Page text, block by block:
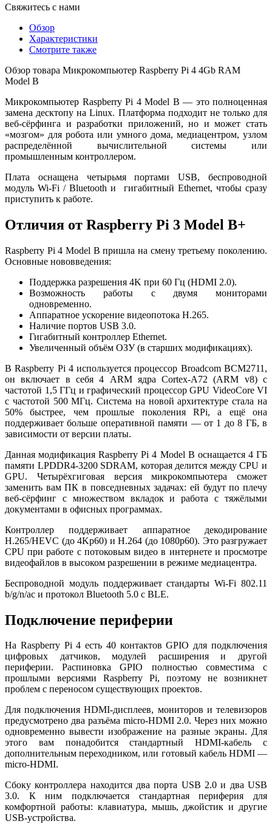
Свяжитесь с нами
Обзор
Характеристики
Смотрите также
Обзор товара Микрокомпьютер Raspberry Pi 4 4Gb RAM
Model B
Микрокомпьютер Raspberry Pi 4 Model B — это полноценная
замена десктопу на Linux. Платформа подходит не только для
веб-сёрфинга и разработки приложений, но и может стать
«мозгом» для робота или умного дома, медиацентром, узлом
распределённой вычислительной системы или
промышленным контроллером.
Плата оснащена четырьмя портами USB, беспроводной
модуль Wi-Fi / Bluetooth и гигабитный Ethernet, чтобы сразу
приступить к работе.
Отличия от Raspberry Pi 3 Model B+
Raspberry Pi 4 Model B пришла на смену третьему поколению.
Основные нововведения:
Поддержка разрешения 4K при 60 Гц (HDMI 2.0).
Возможность работы с двумя мониторами
одновременно.
Аппаратное ускорение видеопотока H.265.
Наличие портов USB 3.0.
Гигабитный контроллер Ethernet.
Увеличенный объём ОЗУ (в старших модификациях).
В Raspberry Pi 4 используется процессор Broadcom BCM2711,
он включает в себя 4 ARM ядра Cortex-A72 (ARM v8) с
частотой 1,5 ГГц и графический процессор GPU VideoCore VI
с частотой 500 МГц. Система на новой архитектуре стала на
50% быстрее, чем прошлые поколения RPi, а ещё она
поддерживает больше оперативной памяти — от 1 до 8 ГБ, в
зависимости от версии платы.
Данная модификация Raspberry Pi 4 Model B оснащается 4 ГБ
памяти LPDDR4-3200 SDRAM, которая делится между CPU и
GPU. Четырёхгиговая версия микрокомпьютера сможет
заменить вам ПК в повседневных задачах: ей будут по плечу
веб-сёрфинг с множеством вкладок и работа с тяжёлыми
документами в офисных программах.
Контроллер поддерживает аппаратное декодирование
H.265/HEVC (до 4Kp60) и H.264 (до 1080p60). Это разгружает
CPU при работе с потоковым видео в интернете и просмотре
видеофайлов в высоком разрешении в режиме медиацентра.
Беспроводной модуль поддерживает стандарты Wi-Fi 802.11
b/g/n/ac и протокол Bluetooth 5.0 с BLE.
Подключение периферии
На Raspberry Pi 4 есть 40 контактов GPIO для подключения
цифровых датчиков, модулей расширения и другой
периферии. Распиновка GPIO полностью совместима с
прошлыми версиями Raspberry Pi, поэтому не возникнет
проблем с переносом существующих проектов.
Для подключения HDMI-дисплеев, мониторов и телевизоров
предусмотрено два разъёма micro-HDMI 2.0. Через них можно
одновременно вывести изображение на разные экраны. Для
этого вам понадобится стандартный HDMI-кабель с
дополнительным переходником, или готовый кабель HDMI —
micro-HDMI.
Сбоку контроллера находится два порта USB 2.0 и два USB
3.0. К ним подключается стандартная периферия для
комфортной работы: клавиатура, мышь, джойстик и другие
USB-устройства.